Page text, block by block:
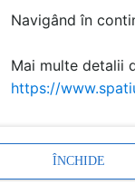
Navigând în
Mai multe detalii
https://
ÎNCHIDE